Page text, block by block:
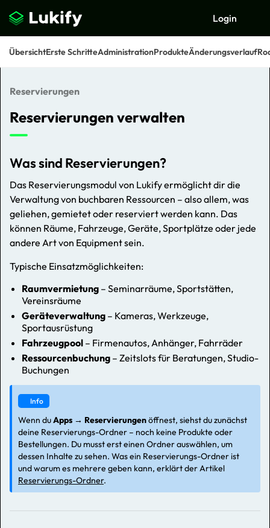
Login
ÜbersichtErste SchritteAdministrationProdukteÄnderungsverlauf
Suchen
Reservierungen
Reservierungen verwalten
Was sind Reservierungen?
Das Reservierungsmodul von Lukify ermöglicht dir die
Verwaltung von buchbaren Ressourcen – also allem, was
geliehen, gemietet oder reserviert werden kann. Das
können Räume, Fahrzeuge, Geräte, Sportplätze oder jede
andere Art von Equipment sein.
Typische Einsatzmöglichkeiten:
Raumvermietung – Seminarräume, Sportstätten,
Vereinsräume
Geräteverwaltung – Kameras, Werkzeuge,
Sportausrüstung
Fahrzeugpool – Firmenautos, Anhänger, Fahrräder
Ressourcenbuchung – Zeitslots für Beratungen, Studio-
Buchungen
Info
Wenn duApps → Reservierungenöffnest, siehst du zunächst
deine Reservierungs-Ordner – noch keine Produkte oder
Bestellungen. Du musst erst einen Ordner auswählen, um
dessen Inhalte zu sehen. Was ein Reservierungs-Ordner ist
und warum es mehrere geben kann, erklärt der Artikel
Reservierungs-Ordner.